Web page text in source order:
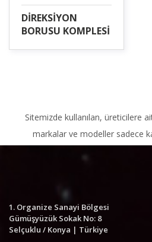
DİREKSİYON
BORUSU KOMPLESİ
Sitemizde kullanılan, üreticilere
markalar ve modeller sadece
1. Organize Sanayi Bölgesi
Gümüşyüzük Sokak No: 8
Selçuklu / Konya | Türkiye